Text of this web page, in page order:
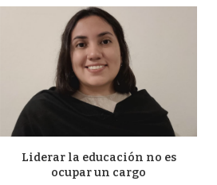
Liderar la educación no es
ocupar un cargo